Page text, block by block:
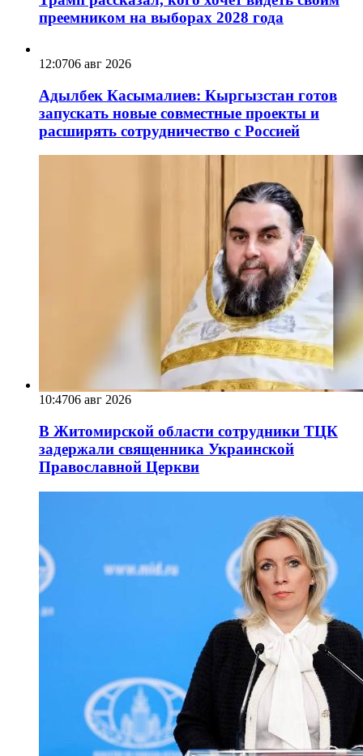
преемником на выборах 2028 года
12:0706 авг 2026
Адылбек Касымалиев: Кыргызстан готов
запускать новые совместные проекты и
расширять сотрудничество с Россией
10:4706 авг 2026
В Житомирской области сотрудники ТЦК
задержали священника Украинской
Православной Церкви